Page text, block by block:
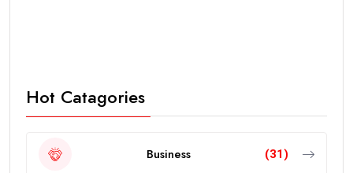
Hot Catagories
Business (31)